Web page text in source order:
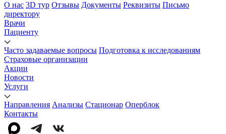
О нас 3D тур Отзывы Документы Реквизиты Письмо
директору
Врачи
Пациенту
Часто задаваемые вопросы Подготовка к исследованиям
Страховые организации
Акции
Новости
Услуги
Направления Анализы Стационар Оперблок
Контакты